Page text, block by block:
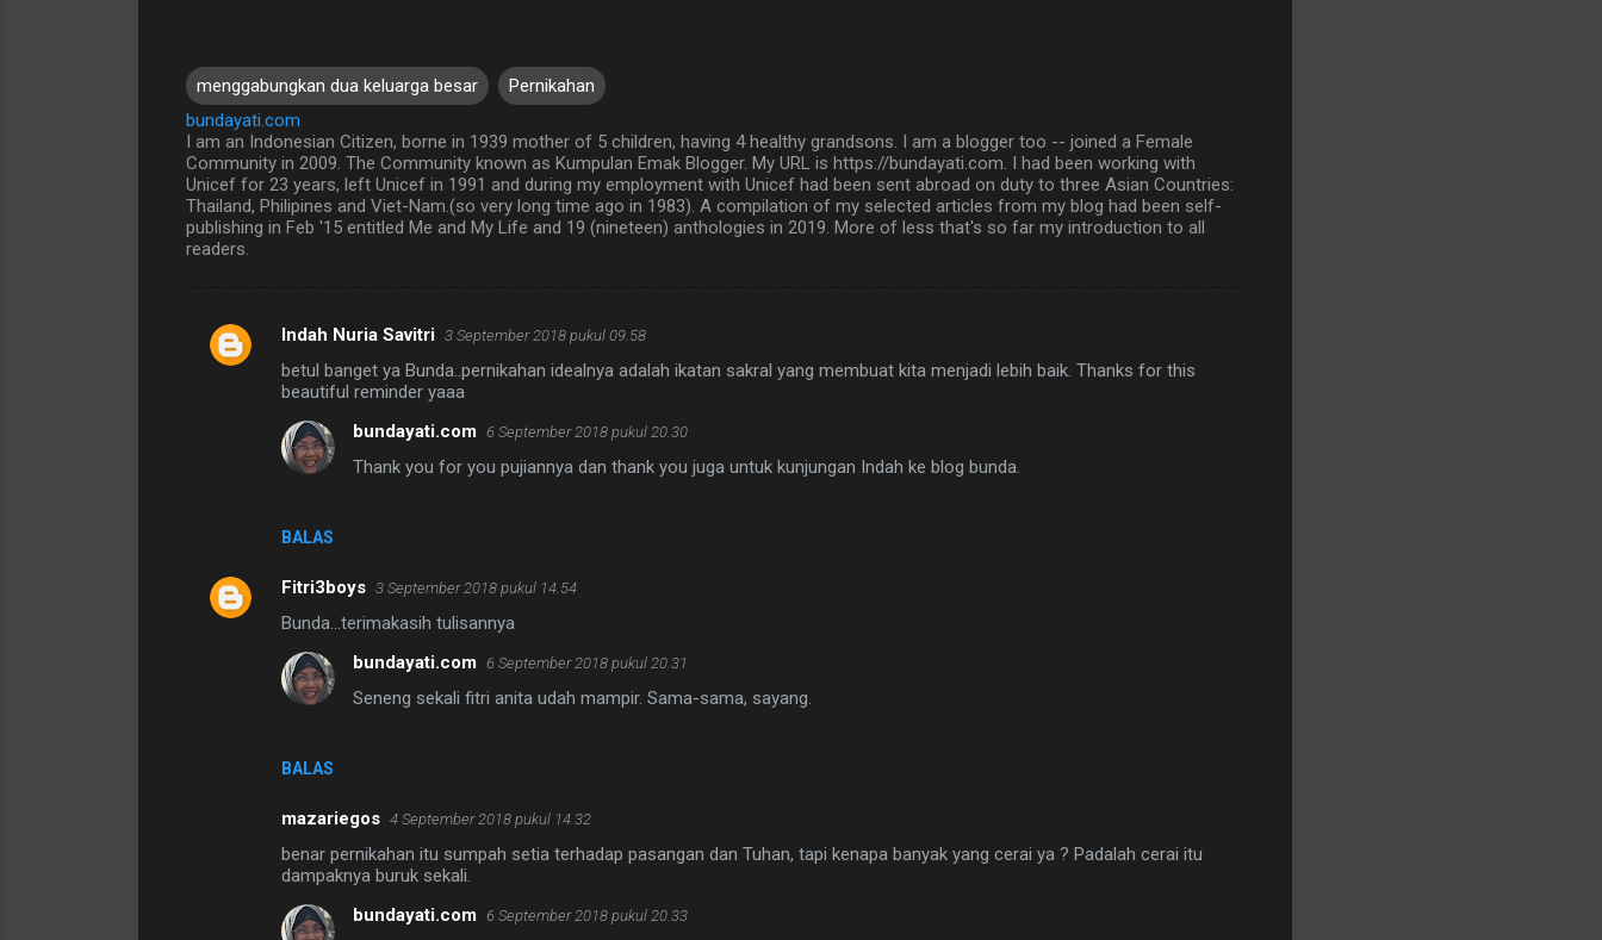
menggabungkan dua keluarga besar
Pernikahan
bundayati.com
I am an Indonesian Citizen, borne in 1939 mother of 5 children, having 4 healthy grandsons. I am a blogger too -- joined a Female
Community in 2009. The Community known as Kumpulan Emak Blogger. My URL is https://bundayati.com. I had been working with
Unicef for 23 years, left Unicef in 1991 and during my employment with Unicef had been sent abroad on duty to three Asian Countries:
Thailand, Philipines and Viet-Nam.(so very long time ago in 1983). A compilation of my selected articles from my blog had been self-
publishing in Feb '15 entitled Me and My Life and 19 (nineteen) anthologies in 2019. More of less that's so far my introduction to all
readers.
K
r
Indah Nuria Savitri 3 September 2018 pukul 09.58
betul banget ya Bunda..pernikahan idealnya adalah ikatan sakral yang membuat kita menjadi lebih baik. Thanks for this
beautiful reminder yaaa
BALAS
bundayati.com 6 September 2018 pukul 20.30
Thank you for you pujiannya dan thank you juga untuk kunjungan Indah ke blog bunda.
Fitri3boys 3 September 2018 pukul 14.54
Bunda...terimakasih tulisannya
BALAS
bundayati.com 6 September 2018 pukul 20.31
Seneng sekali fitri anita udah mampir. Sama-sama, sayang.
mazariegos 4 September 2018 pukul 14.32
benar pernikahan itu sumpah setia terhadap pasangan dan Tuhan, tapi kenapa banyak yang cerai ya ? Padalah cerai itu
dampaknya buruk sekali.
bundayati.com 6 September 2018 pukul 20.33